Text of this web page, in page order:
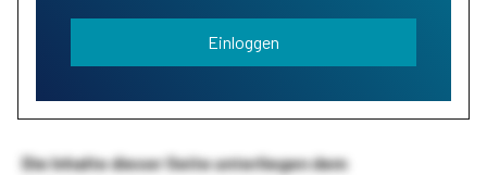
Einloggen
Die Inhalte dieser Seite unterliegen dem